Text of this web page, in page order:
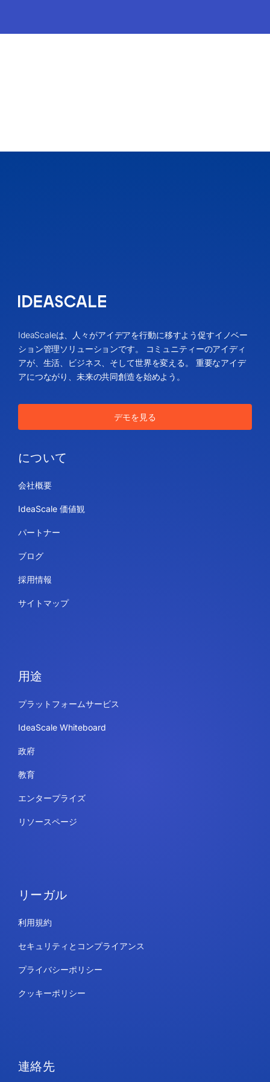
IdeaScaleは、人々がアイデアを行動に移すよう促すイノベー
ション管理ソリューションです。 コミュニティーのアイディ
アが、生活、ビジネス、そして世界を変える。 重要なアイデ
アにつながり、未来の共同創造を始めよう。
デモを見る
について
会社概要
IdeaScale 価値観
パートナー
ブログ
採用情報
サイトマップ
用途
プラットフォームサービス
IdeaScale Whiteboard
政府
教育
エンタープライズ
リソースページ
リーガル
利用規約
セキュリティとコンプライアンス
プライバシーポリシー
クッキーポリシー
連絡先